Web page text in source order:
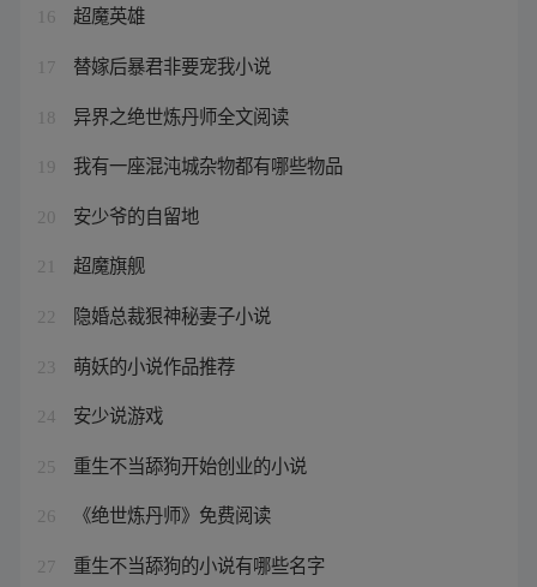
16 超魔英雄
17 替嫁后暴君非要宠我小说
18 异界之绝世炼丹师全文阅读
19 我有一座混沌城杂物都有哪些物品
20 安少爷的自留地
21 超魔旗舰
22 隐婚总裁狠神秘妻子小说
23 萌妖的小说作品推荐
24 安少说游戏
25 重生不当舔狗开始创业的小说
26 《绝世炼丹师》免费阅读
27 重生不当舔狗的小说有哪些名字